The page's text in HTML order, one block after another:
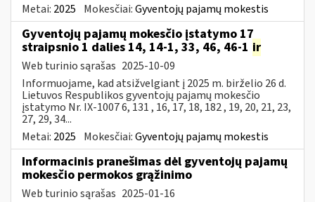
Metai: 2025 Mokesčiai:Gyventojų pajamų mokestis
Gyventojų pajamų mokesčio įstatymo 17
straipsnio 1 dalies 14, 14-1, 33, 46, 46-1 ir
Web turinio sąrašas 2025-10-09
Informuojame, kad atsižvelgiant į 2025 m. birželio 26 d.
Lietuvos Respublikos gyventojų pajamų mokesčio
įstatymo Nr. IX-1007 6, 131 , 16, 17, 18, 182 , 19, 20, 21, 23,
27, 29, 34...
Metai: 2025 Mokesčiai:Gyventojų pajamų mokestis
Informacinis pranešimas dėl gyventojų pajamų
mokesčio permokos grąžinimo
Web turinio sąrašas 2025-01-16